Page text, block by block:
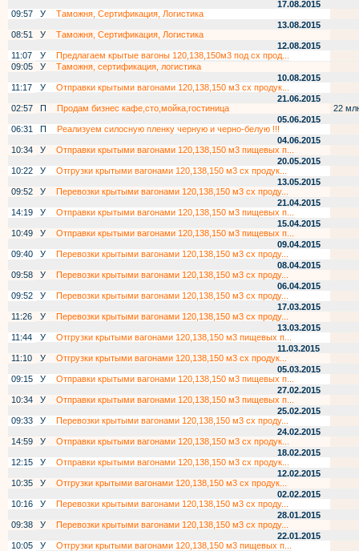
17.08.2015
09:57
У
Таможня, Сертификация, Логистика
13.08.2015
08:51
У
Таможня, Сертификация, Логистика
12.08.2015
11:07
У
Предлагаем крытые вагоны 120,138,150м3 под сх прод...
09:05
У
Таможня, сертификация, логистика
10.08.2015
11:17
У
Отправки крытыми вагонами 120,138,150 м3 сх продук...
21.06.2015
02:57
П Продам бизнес кафе,сто,мойка,гостиница
22
05.06.2015
06:31
П
Реализуем силосную пленку черную и черно-белую !!!
04.06.2015
10:34
У
Отправки крытыми вагонами 120,138,150 м3 пищевых п...
20.05.2015
10:22
У
Отгрузки крытыми вагонами 120,138,150 м3 сх продук...
13.05.2015
09:52
У
Перевозки крытыми вагонами 120,138,150 м3 сх проду...
21.04.2015
14:19
У
Отправки крытыми вагонами 120,138,150 м3 пищевых п...
15.04.2015
10:49
У
Отправки крытыми вагонами 120,138,150 м3 пищевых п...
09.04.2015
09:40
У
Перевозки крытыми вагонами 120,138,150 м3 сх проду...
08.04.2015
09:58
У
Перевозки крытыми вагонами 120,138,150 м3 сх проду...
06.04.2015
09:52
У
Перевозки крытыми вагонами 120,138,150 м3 сх проду...
17.03.2015
11:26
У
Перевозки крытыми вагонами 120,138,150 м3 сх проду...
13.03.2015
11:44
У
Отгрузки крытыми вагонами 120,138,150 м3 пищевых п...
11.03.2015
11:10
У
Отгрузки крытыми вагонами 120,138,150 м3 сх продук...
05.03.2015
09:15
У
Отправки крытыми вагонами 120,138,150 м3 пищевых п...
27.02.2015
10:34
У
Отправки крытыми вагонами 120,138,150 м3 пищевых п...
25.02.2015
09:33
У
Перевозки крытыми вагонами 120,138,150 м3 сх проду...
24.02.2015
14:59
У
Отправки крытыми вагонами 120,138,150 м3 сх продук...
18.02.2015
12:15
У
Отправки крытыми вагонами 120,138,150 м3 сх продук...
12.02.2015
10:35
У
Отгрузки крытыми вагонами 120,138,150 м3 сх продук...
02.02.2015
10:16
У
Перевозки крытыми вагонами 120,138,150 м3 сх проду...
28.01.2015
09:38
У
Перевозки крытыми вагонами 120,138,150 м3 сх проду...
22.01.2015
10:05
У
Отгрузки крытыми вагонами 120,138,150 м3 пищевых п...